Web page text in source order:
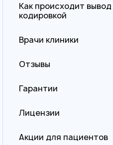
Как происходит
кодировкой
Врачи клиники
Отзывы
Гарантии
Лицензии
Акции для пациентов